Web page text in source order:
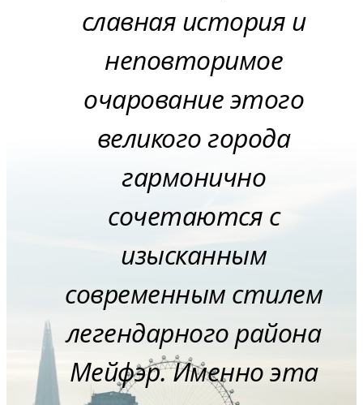
славная история и
неповторимое
очарование этого
великого города
гармонично
сочетаются с
изысканным
современным стилем
легендарного района
Мейфэр. Именно эта